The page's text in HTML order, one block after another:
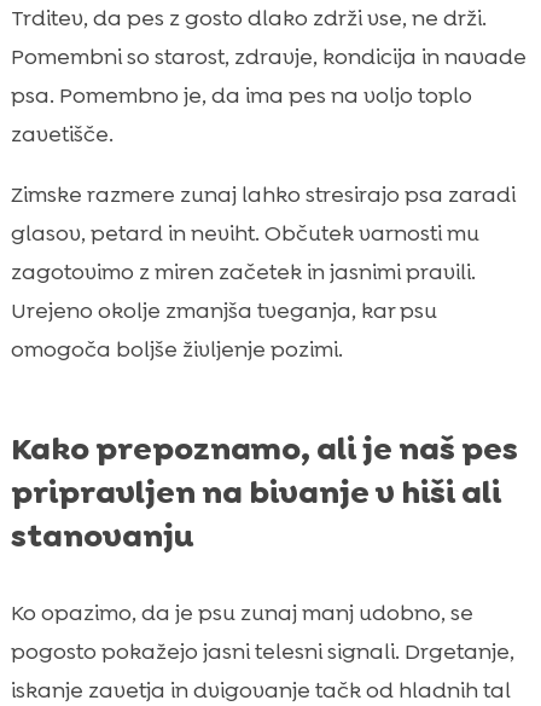
Trditev, da pes z gosto dlako zdrži vse, ne drži.
Pomembni so starost, zdravje, kondicija in navade
psa. Pomembno je, da ima pes na voljo toplo
zavetišče.
Zimske razmere zunaj lahko stresirajo psa zaradi
glasov, petard in neviht. Občutek varnosti mu
zagotovimo z miren začetek in jasnimi pravili.
Urejeno okolje zmanjša tveganja, kar psu
omogoča boljše življenje pozimi.
Kako prepoznamo, ali je naš pes
pripravljen na bivanje v hiši ali
stanovanju
Ko opazimo, da je psu zunaj manj udobno, se
pogosto pokažejo jasni telesni signali. Drgetanje,
iskanje zavetja in dvigovanje tačk od hladnih tal